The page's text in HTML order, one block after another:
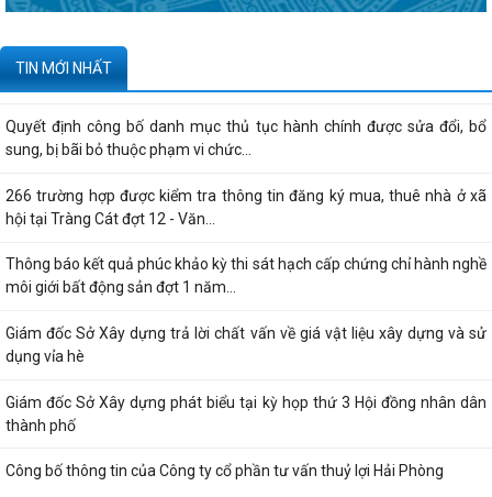
TIN MỚI NHẤT
Công ty TNHH ống thép 190 - Văn bản...
Tạm thời chưa trả kết quả cấp chứng chỉ hành nghề hoạt động xây
Quyết định công bố danh mục thủ tục hành chính được sửa đổi, bổ
sung, bị bãi bỏ thuộc phạm vi chức...
266 trường hợp được kiểm tra thông tin đăng ký mua, thuê nhà ở xã
hội tại Tràng Cát đợt 12 - Văn...
Thông báo kết quả phúc khảo kỳ thi sát hạch cấp chứng chỉ hành nghề
môi giới bất động sản đợt 1 năm...
Giám đốc Sở Xây dựng trả lời chất vấn về giá vật liệu xây dựng và sử
dụng vỉa hè
Giám đốc Sở Xây dựng phát biểu tại kỳ họp thứ 3 Hội đồng nhân dân
thành phố
Công bố thông tin của Công ty cổ phần tư vấn thuỷ lợi Hải Phòng